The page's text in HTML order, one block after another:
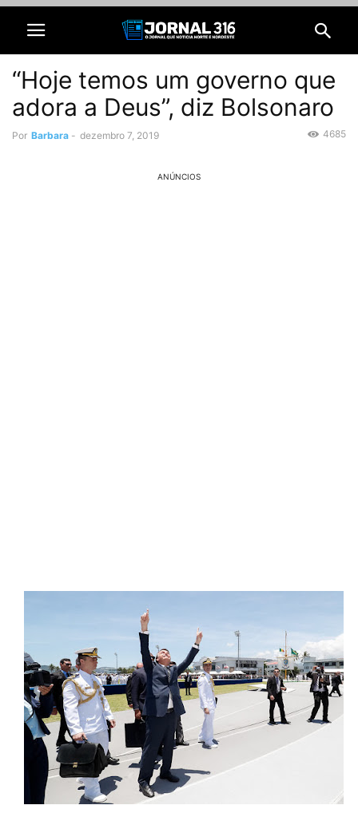
“Hoje temos um governo que
adora a Deus”, diz Bolsonaro
Por Barbara - dezembro 7, 2019 4685
ANÚNCIOS